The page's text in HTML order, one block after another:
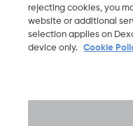
PL
rejecting cookies, you
website or additional
selection applies on
device only.
Cookie